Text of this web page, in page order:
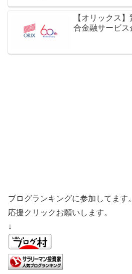
【オリックス
合金融サービス
ブログランキングに参加してます。
応援クリックお願いします。
↓